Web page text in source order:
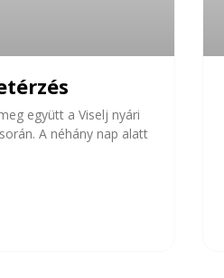
együtt a Viselj nyári
A néhány nap alatt